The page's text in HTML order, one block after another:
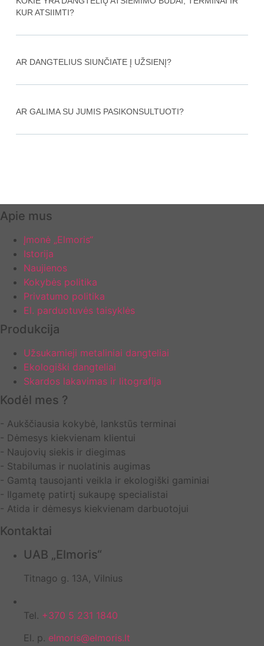
KUR ATSIIMTI?
AR DANGTELIUS SIUNČIATE Į UŽSIENĮ?
AR GALIMA SU JUMIS PASIKONSULTUOTI?
Apie mus
Įmonė „Elmoris“
Istorija
Naujienos
Kokybės politika
Privatumo politika
El. parduotuvės taisyklės
Produkcija
Užsukamieji metaliniai dangteliai
Ekologiški dangteliai
Skardos lakavimas ir litografija
Kodėl mes ?
- Aukščiausia kokybė, lankstūs terminai
- Dėmesys kiekvienam klientui
- Naujovių siekis ir diegimas
- Stabilumas ir nuolatinis augimas
- Gamtą tausojanti veikla ir ekologiški gaminiai
- Ilgametę patirtį sukaupę specialistai
- Atida ir dėmesys kiekvienam darbuotojui
Kontaktai
UAB „Elmoris“
Titnago g. 13A, Vilnius
Tel. +370 5 231 1840
El. p. elmoris@elmoris.lt